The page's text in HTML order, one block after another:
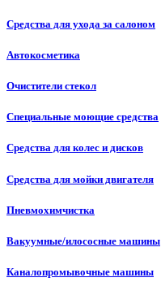
Средства для ухода за салоном
Автокосметика
Очистители стекол
Специальные моющие средства
Средства для колес и дисков
Средства для мойки двигателя
Пневмохимчистка
Вакуумные/илососные машины
Каналопромывочные машины